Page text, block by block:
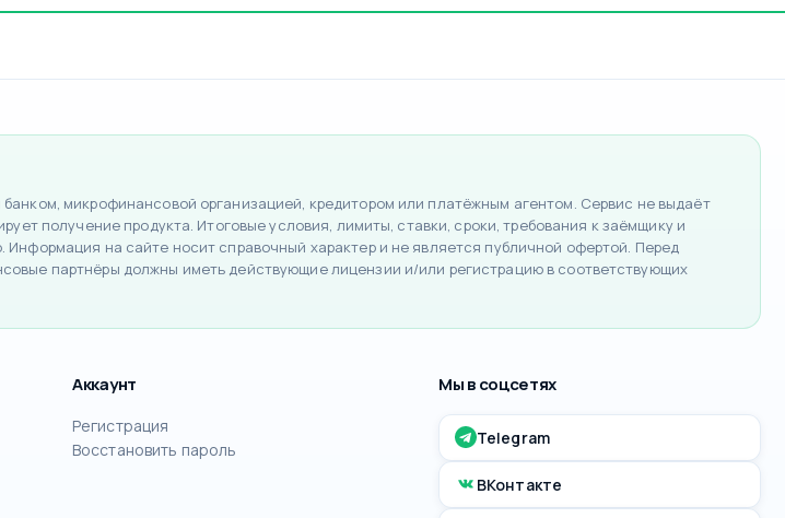
микрофинансовой организацией, кредитором или платёжным агентом. Сервис не выдаёт
получение продукта. Итоговые условия, лимиты, ставки, сроки, требования к заёмщику и
на сайте носит справочный характер и не является публичной офертой. Перед
партнёры должны иметь действующие лицензии и/или регистрацию в соответствующих
Аккаунт
Регистрация
Восстановить пароль
Мы в соцсетях
Telegram
ВКонтакте